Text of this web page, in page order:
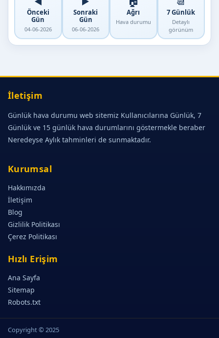
Önceki
Gün
04-06-2026
Sonraki
Gün
06-06-2026
Ağrı
Hava durumu
7 Günlük
Detaylı
görünüm
İletişim
Günlük hava durumu web sitemiz Kullanıcılarına Günlük, 7
Günlük ve 15 günlük hava durumlarını göstermekle beraber
Neredeyse Aylık tahminleri de sunmaktadır.
Kurumsal
Hakkımızda
İletişim
Blog
Gizlilik Politikası
Çerez Politikası
Hızlı Erişim
Ana Sayfa
Sitemap
Robots.txt
Copyright © 2025